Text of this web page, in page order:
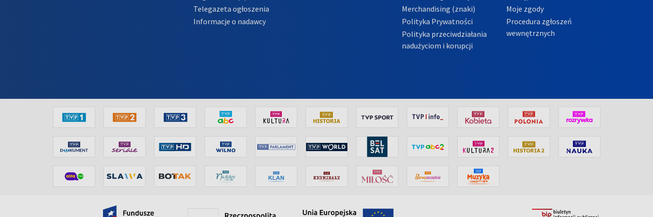
Telegazeta ogłoszenia
Informacje o nadawcy
Merchandising (znaki)
Polityka Prywatności
Polityka przeciwdziałania
nadużyciom i korupcji
Moje zgody
Procedura zgłoszeń
wewnętrznych